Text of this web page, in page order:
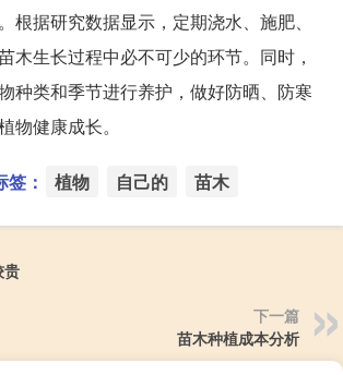
根据研究数据显示，定期浇水、施肥、
木生长过程中必不可少的环节。同时，
种类和季节进行养护，做好防晒、防寒
物健康成长。
签： 植物 自己的 苗木
贵
下一篇
苗木种植成本分析